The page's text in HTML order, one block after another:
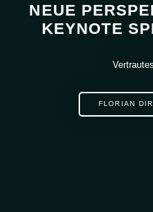
NEUE
KEYNOTE
FLORIAN